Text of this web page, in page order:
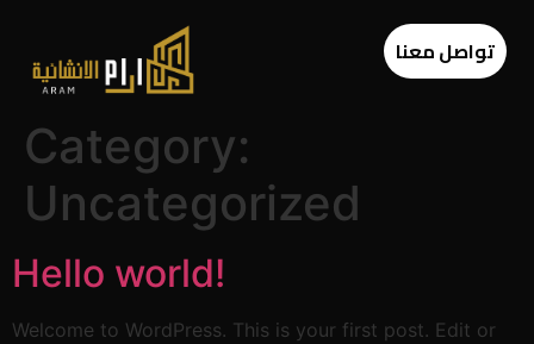
تواصل معنا
Category:
Uncategorized
Hello world!
Welcome to WordPress. This is your first post. Edit or